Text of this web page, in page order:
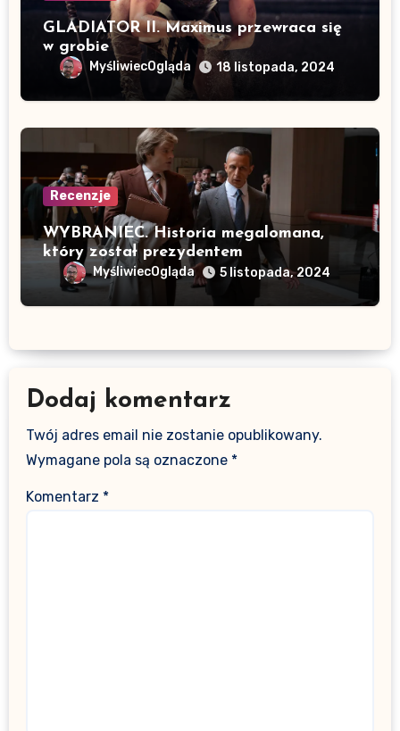
GLADIATOR II. Maximus przewraca się
w grobie
MyśliwiecOgląda 18 listopada, 2024
Recenzje
WYBRANIEC. Historia megalomana,
który został prezydentem
MyśliwiecOgląda 5 listopada, 2024
Dodaj komentarz
Twój adres email nie zostanie opublikowany.
Wymagane pola są oznaczone *
Komentarz *